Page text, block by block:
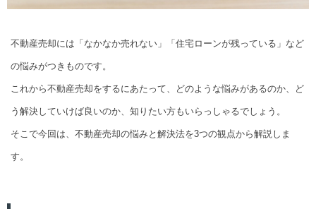
不動産売却には「なかなか売れない」「住宅ローンが残っている」など
の悩みがつきものです。
これから不動産売却をするにあたって、どのような悩みがあるのか、ど
う解決していけば良いのか、知りたい方もいらっしゃるでしょう。
そこで今回は、不動産売却の悩みと解決法を3つの観点から解説しま
す。